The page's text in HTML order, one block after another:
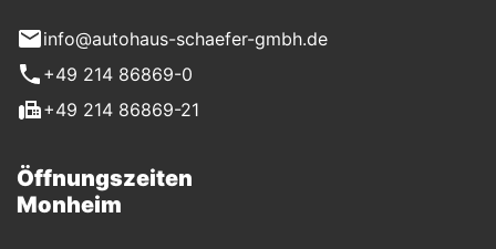
info@autohaus-schaefer-gmbh.de
+49 214 86869-0
+49 214 86869-21
Öffnungszeiten
Monheim